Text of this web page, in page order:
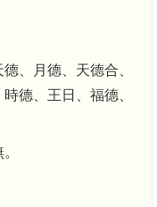
、月德、天德合、
德、王日、福德、